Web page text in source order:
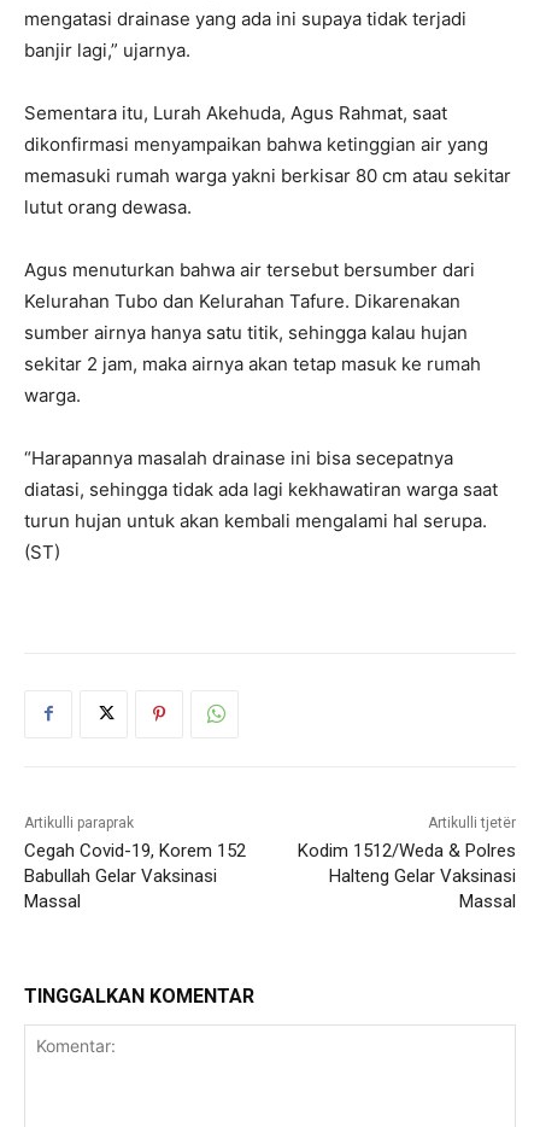
mengatasi drainase yang ada ini supaya tidak terjadi
banjir lagi,” ujarnya.
Sementara itu, Lurah Akehuda, Agus Rahmat, saat
dikonfirmasi menyampaikan bahwa ketinggian air yang
memasuki rumah warga yakni berkisar 80 cm atau sekitar
lutut orang dewasa.
Agus menuturkan bahwa air tersebut bersumber dari
Kelurahan Tubo dan Kelurahan Tafure. Dikarenakan
sumber airnya hanya satu titik, sehingga kalau hujan
sekitar 2 jam, maka airnya akan tetap masuk ke rumah
warga.
“Harapannya masalah drainase ini bisa secepatnya
diatasi, sehingga tidak ada lagi kekhawatiran warga saat
turun hujan untuk akan kembali mengalami hal serupa.
(ST)
Artikulli paraprak
Cegah Covid-19, Korem 152
Babullah Gelar Vaksinasi
Massal
Artikulli tjetër
Kodim 1512/Weda & Polres
Halteng Gelar Vaksinasi
Massal
TINGGALKAN KOMENTAR